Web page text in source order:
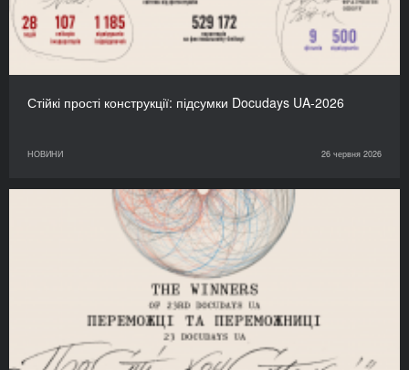
Стійкі прості конструкції: підсумки Docudays UA-2026
НОВИНИ 26 червня 2026